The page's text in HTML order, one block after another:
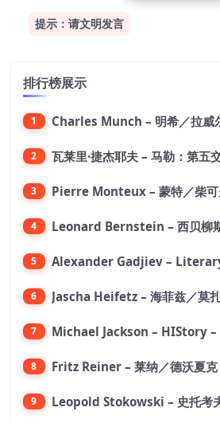
提示：请文明发言
排行榜展示
1
2
3
4
5
6
7
8
9